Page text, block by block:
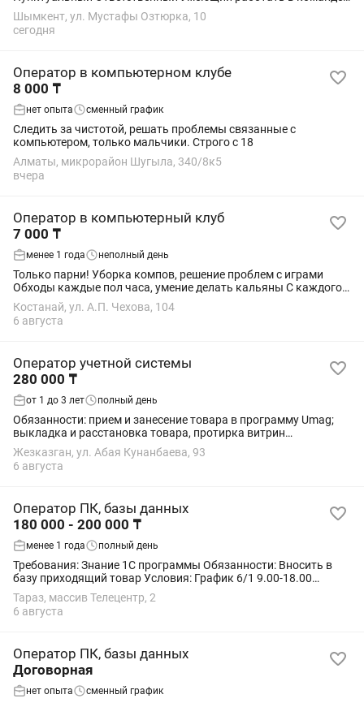
Студенты не беспокоить
Шымкент, ул. Мустафы Озтюрка, 10
сегодня
Оператор в компьютерном клубе
8 000 ₸
нет опыта сменный график
Следить за чистотой, решать проблемы связанные с
компьютером, только мальчики. Строго с 18
Алматы, микрорайон Шугыла, 340/8к5
вчера
Оператор в компьютерный клуб
7 000 ₸
менее 1 года неполный день
Только парни! Уборка компов, решение проблем с играми
Обходы каждые пол часа, умение делать кальяны С каждого
поставленного кальяна 1000 тг Главное быть внимательным,
общение с людьми. График...
Костанай, ул. А.П. Чехова, 104
6 августа
Оператор учетной системы
280 000 ₸
от 1 до 3 лет полный день
Обязанности: прием и занесение товара в программу Umag;
выкладка и расстановка товара, протирка витрин
Требования: обязательное знание Umag
Жезказган, ул. Абая Кунанбаева, 93
6 августа
Оператор ПК, базы данных
180 000 - 200 000 ₸
менее 1 года полный день
Требования: Знание 1С программы Обязанности: Вносить в
базу приходящий товар Условия: График 6/1 9.00-18.00
Официальное трудоустройство
Тараз, массив Телецентр, 2
6 августа
Оператор ПК, базы данных
Договорная
нет опыта сменный график